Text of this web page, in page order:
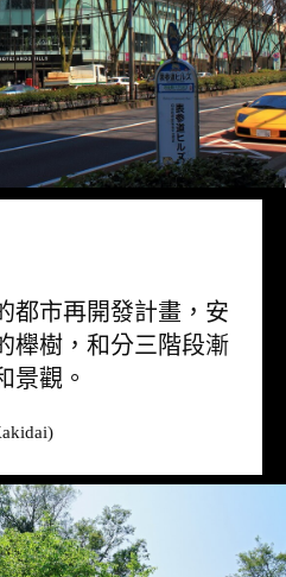
都市再開發計畫，安
櫸樹，和分三階段漸
景觀。